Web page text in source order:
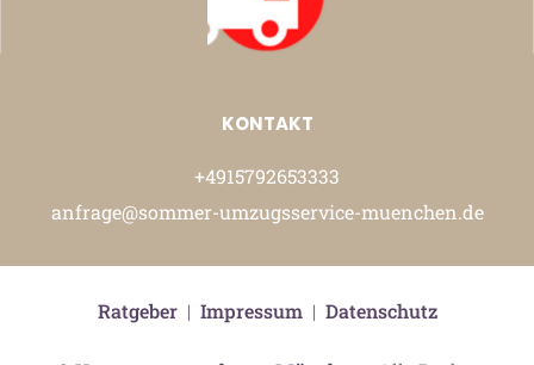
KONTAKT
+4915792653333
anfrage@sommer-umzugsservice-muenchen.de
Ratgeber| Impressum| Datenschutz